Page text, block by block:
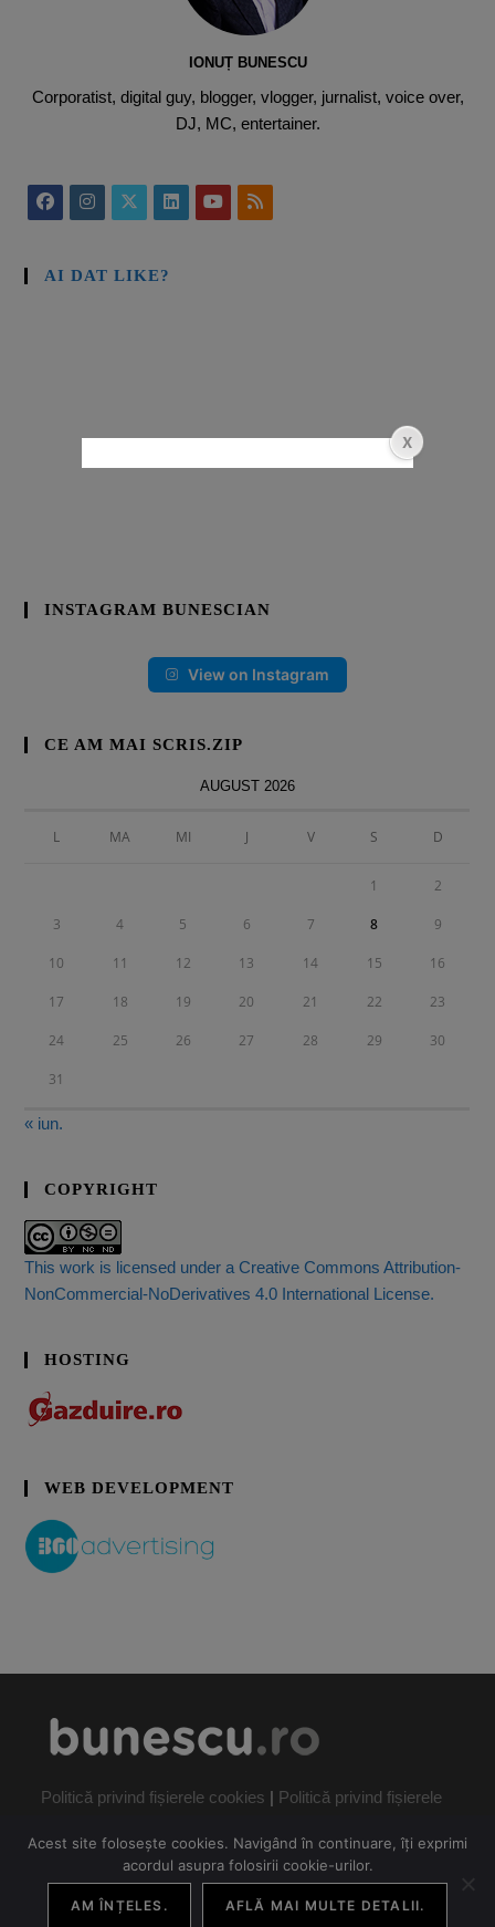
IONUȚ BUNESCU
Corporatist, digital guy, blogger, vlogger, jurnalist, voice over,
DJ, MC, entertainer.
AI DAT LIKE?
INSTAGRAM BUNESCIAN
View on Instagram
CE AM MAI SCRIS.ZIP
AUGUST 2026
L MA MI J V S D
1 2
3 4 5 6 7 8 9
10 11 12 13 14 15 16
17 18 19 20 21 22 23
24 25 26 27 28 29 30
31
« iun.
COPYRIGHT
This work is licensed under a Creative Commons Attribution-
NonCommercial-NoDerivatives 4.0 International License.
HOSTING
WEB DEVELOPMENT
Politică privind fișierele cookies | Politică privind fișierele
Acest site folosește cookies. Navigând în continuare, îți exprimi
acordul asupra folosirii cookie-urilor.
AM ÎNȚELES. AFLĂ MAI MULTE DETALII.